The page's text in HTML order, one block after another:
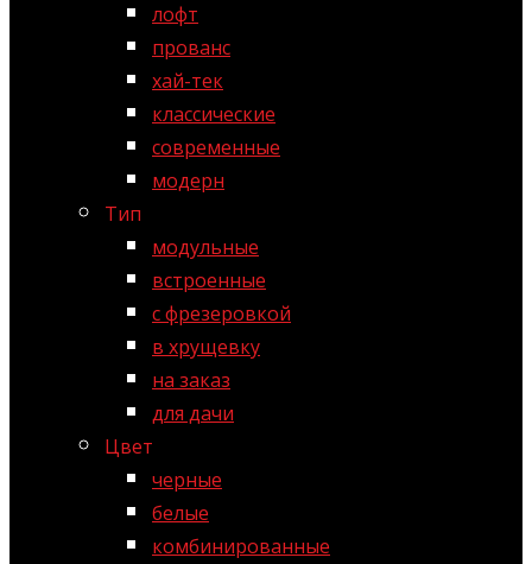
лофт
прованс
хай-тек
классические
современные
модерн
Тип
модульные
встроенные
с фрезеровкой
в хрущевку
на заказ
для дачи
Цвет
черные
белые
комбинированные